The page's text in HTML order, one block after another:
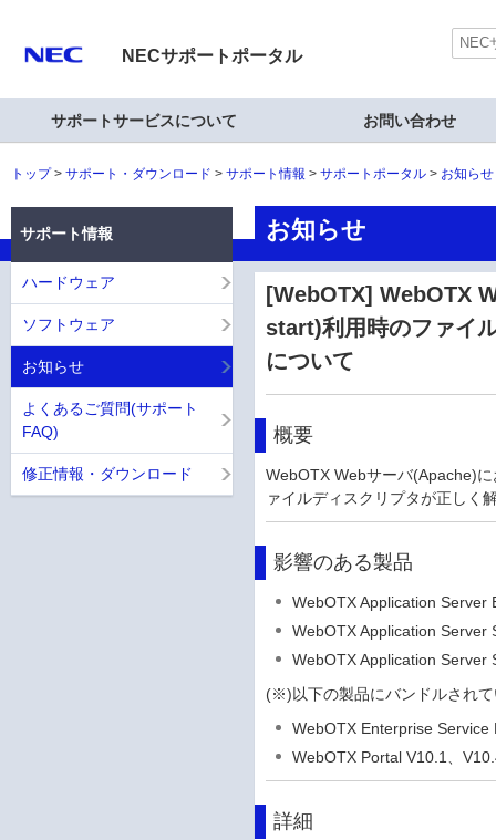
NECサポートポータル
サポートサービスについて お問い合わせ
トップ サポート・ダウンロード サポート情報 サポートポータル お知ら
お知らせ
[WebOTX] WebOTX
start)利用時のファイ
について
概要
WebOTX Webサーバ(Apache)
ァイルディスクリプタが正しく
影響のある製品
WebOTX Application Server
WebOTX Application Server
WebOTX Application Server
(※)以下の製品にバンドルされ
WebOTX Enterprise Service
WebOTX Portal V10.1、
詳細
サポート情報
ハードウェア
ソフトウェア
お知らせ
よくあるご質問(サポート
FAQ)
修正情報・ダウンロード